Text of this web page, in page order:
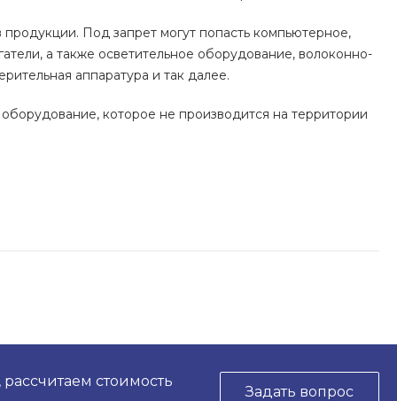
Под запрет могут попасть компьютерное,
а также осветительное оборудование, волоконно-
аппаратура и так далее.
которое не производится на территории
стоимость
Задать вопрос